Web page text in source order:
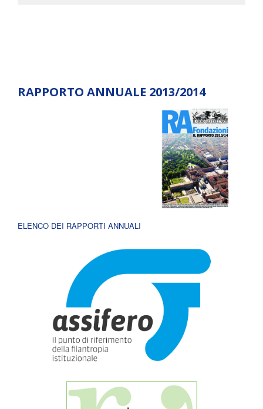
RAPPORTO ANNUALE 2013/2014
ELENCO DEI RAPPORTI ANNUALI